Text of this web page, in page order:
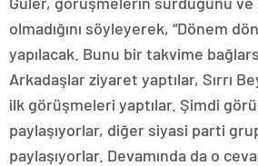
olmadığını söyleyerek, “Dönem
yapılacak. Bunu bir takvime
Arkadaşlar ziyaret yaptılar, Sırrı
ilk görüşmeleri yaptılar. Şimdi
paylaşıyorlar, diğer siyasi parti
paylaşıyorlar. Devamında da o